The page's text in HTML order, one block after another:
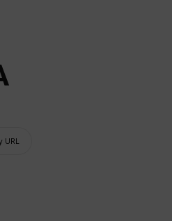
URL